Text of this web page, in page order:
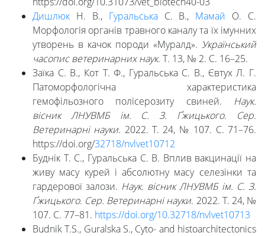
Дишлюк Н. В., ГуральськаС. В., Мамай О. С.
Морфологія органів травного каналу та їх імунних
утворень в качок породи «Муралд». Український
часопис ветеринарних наук. Т. 13, № 2. C. 16–25.
Заїка С. В., Кот Т. Ф., Гуральська С. В., Євтух Л. Г.
Патоморфологічна характеристика
гемофільозного полісерозиту свиней. Наук.
вісник ЛНУВМБ ім. С. З. Ґжицького. Сер.
Ветеринарні науки. 2022. Т. 24, № 107. С. 71–76.
https://doi.org/32718/nvlvet10712
Буднік Т. С., Гуральська С. В. Вплив вакцинації на
живу масу курей і абсолютну масу селезінки та
гардерової залози. Наук. вісник ЛНУВМБ ім. С. З.
Ґжицького. Сер. Ветеринарні науки. 2022. Т. 24, №
107. С. 77–81. https://doi.org/10.32718/nvlvet10713
Budnik T.S., Guralska S., Cyto- and histoarchitectonics